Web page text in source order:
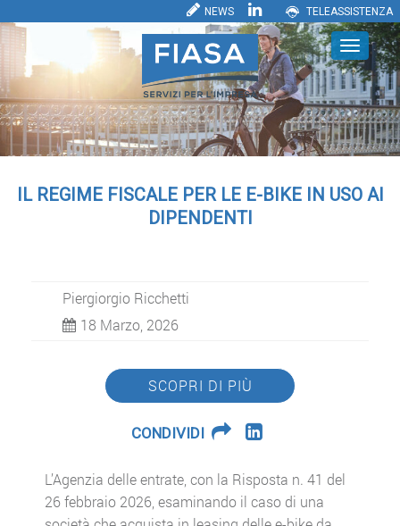
NEWS TELEASSISTENZA
IL REGIME FISCALE PER LE E-BIKE IN USO AI
DIPENDENTI
Piergiorgio Ricchetti
18 Marzo, 2026
SCOPRI DI PIÙ
CONDIVIDI
L’Agenzia delle entrate, con la Risposta n. 41 del
26 febbraio 2026, esaminando il caso di una